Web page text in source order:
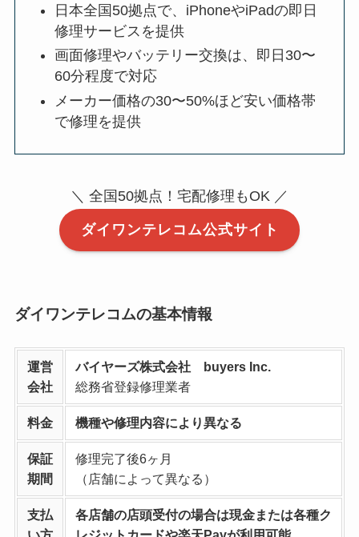
日本全国50拠点で、iPhoneやiPadの即日
修理サービスを提供
画面修理やバッテリー交換は、即日30〜
60分程度で対応
メーカー価格の30〜50%ほど安い価格帯
で修理を提供
＼ 全国50拠点！宅配修理もOK ／
ダイワンテレコム公式サイト
ダイワンテレコムの基本情報
運営
会社
バイヤーズ株式会社 buyers Inc.
総務省登録修理業者
料金 機種や修理内容により異なる
保証
期間
修理完了後6ヶ月
（店舗によって異なる）
支払
各店舗の店頭受付の場合は現金または各種ク